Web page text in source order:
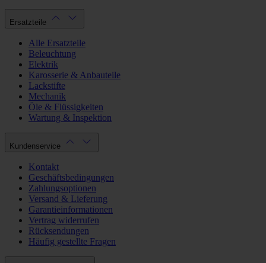
Ersatzteile
Alle Ersatzteile
Beleuchtung
Elektrik
Karosserie & Anbauteile
Lackstifte
Mechanik
Öle & Flüssigkeiten
Wartung & Inspektion
Kundenservice
Kontakt
Geschäftsbedingungen
Zahlungsoptionen
Versand & Lieferung
Garantieinformationen
Vertrag widerrufen
Rücksendungen
Häufig gestellte Fragen